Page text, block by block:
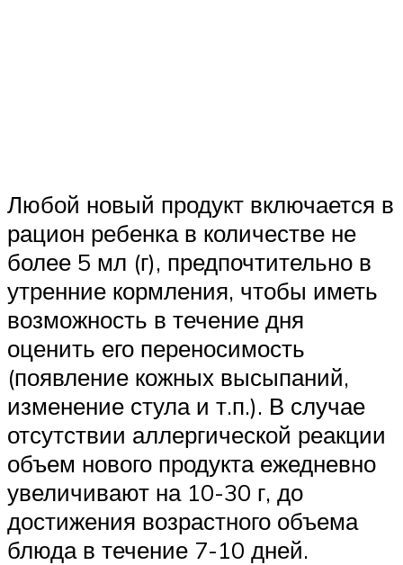
Любой новый продукт включается в
рацион ребенка в количестве не
более 5 мл (г), предпочтительно в
утренние кормления, чтобы иметь
возможность в течение дня
оценить его переносимость
(появление кожных высыпаний,
изменение стула и т.п.). В случае
отсутствии аллергической реакции
объем нового продукта ежедневно
увеличивают на 10-30 г, до
достижения возрастного объема
блюда в течение 7-10 дней.